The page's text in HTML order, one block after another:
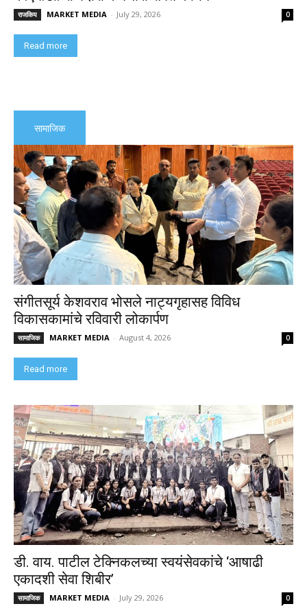
राजकिय MARKET MEDIA - July 29, 2026 0
Read more
सामाजिक
संगीतसूर्य केशवराव भोसले नाट्यगृहासह विविध
विकासकामांचे रविवारी लोकार्पण
सामाजिक MARKET MEDIA - August 4, 2026 0
Read more
डी. वाय. पाटील टेक्निकलच्या स्वयंसेवकांचे ‘आषाढी
एकादशी सेवा शिबीर’
सामाजिक MARKET MEDIA - July 29, 2026 0